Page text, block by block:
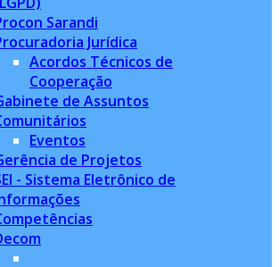
Sarandi
Jurídica
Acordos Técnicos de
Cooperação
de Assuntos
Eventos
de Projetos
- Sistema Eletrônico de